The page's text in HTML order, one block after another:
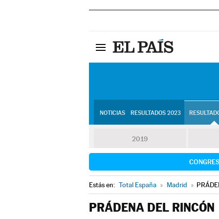
NOTICIAS RESULTADOS 2023
2019
Estás en: Total España » Madrid »
PRÁDENA DEL RINCÓN